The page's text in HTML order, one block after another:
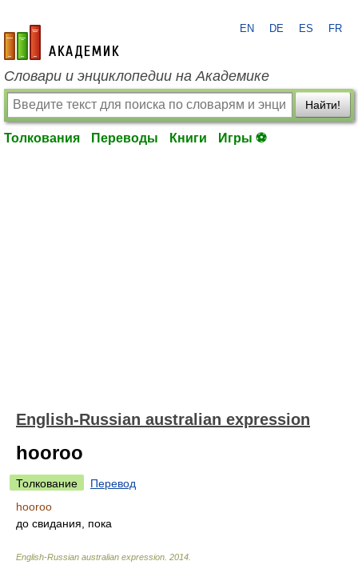
academic.ru
EN DE ES FR
Словари и энциклопедии на Академике
Найти!
Толкования Переводы Книги Игры ⚽
English-Russian australian expression
hooroo
Толкование
Перевод
hooroo
до свидания, пока
English-Russian australian expression 2014